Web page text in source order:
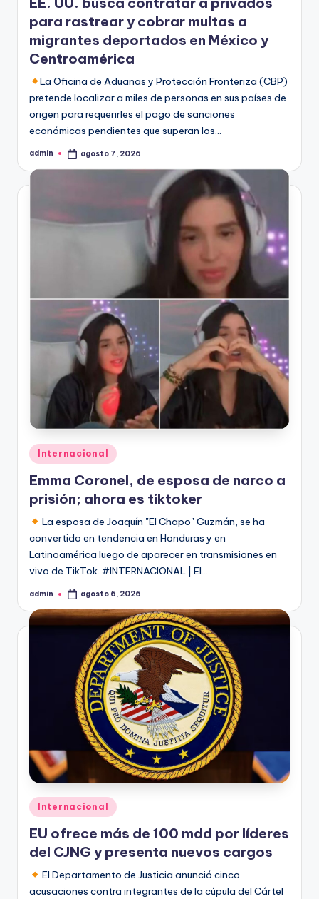
para rastrear y cobrar multas a
migrantes deportados en México y
Centroamérica
La Oficina de Aduanas y Protección Fronteriza (CBP)
pretende localizar a miles de personas en sus países de
origen para requerirles el pago de sanciones
económicas pendientes que superan los…
Publicado
admin agosto 7, 2026
Publicado
en
Internacional
Emma Coronel, de esposa de narco a
prisión; ahora es tiktoker
La esposa de Joaquín "El Chapo" Guzmán, se ha
convertido en tendencia en Honduras y en
Latinoamérica luego de aparecer en transmisiones en
vivo de TikTok. #INTERNACIONAL | El…
Publicado
admin agosto 6, 2026
Publicado
en
Internacional
EU ofrece más de 100 mdd por líderes
del CJNG y presenta nuevos cargos
El Departamento de Justicia anunció cinco
acusaciones contra integrantes de la cúpula del Cártel